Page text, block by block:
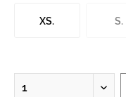
XS. S.